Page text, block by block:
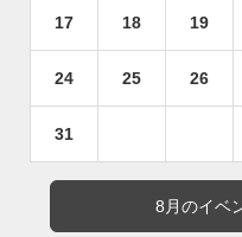
17 18 19
24 25 26
31
8月のイベ